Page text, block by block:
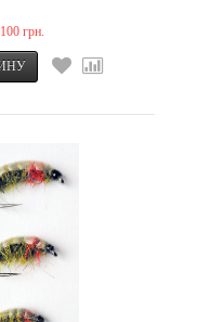
100 грн.